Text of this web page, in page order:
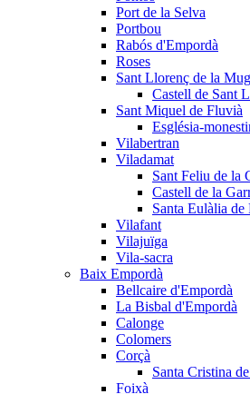
Port de la Selva
Portbou
Rabós d'Empordà
Roses
Sant Llorenç de la
Castell de Sant
Sant Miquel de Fluvià
Església-
Vilabertran
Viladamat
Sant Feliu de la
Castell de la
Santa Eulàlia de
Vilafant
Vilajuïga
Vila-sacra
Baix Empordà
Bellcaire d'Empordà
La Bisbal d'Empordà
Calonge
Colomers
Corçà
Santa Cristina
Foixà